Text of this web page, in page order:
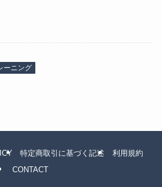
ーニング
特定商取引に基づく記述
利用規約
CONTACT